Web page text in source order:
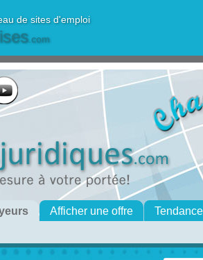
de sites d'emploi
.com
Afficher une offre